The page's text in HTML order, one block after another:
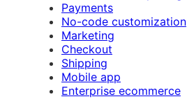
Payments
No-code customization
Marketing
Checkout
Shipping
Mobile app
Enterprise ecommerce